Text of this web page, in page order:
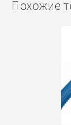
Похожие